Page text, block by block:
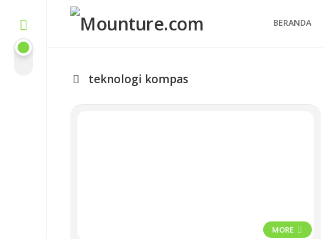
content
BERANDA
teknologi kompas
MORE